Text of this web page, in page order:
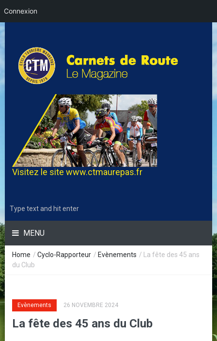
Visitez le site www.ctmaurepas.fr
MENU
Home / Cyclo-Rapporteur / Evènements /
La fête des 45 ans
du Club
Evènements 26 NOVEMBRE 2024
La fête des 45 ans du Club
Connexion